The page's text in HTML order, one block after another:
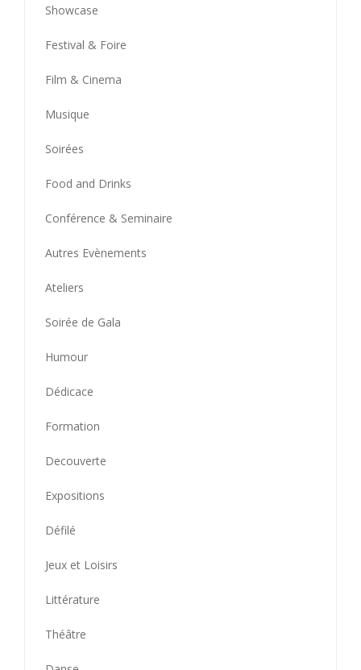
Showcase
Festival & Foire
Film & Cinema
Musique
Soirées
Food and Drinks
Conférence & Seminaire
Autres Evènements
Ateliers
Soirée de Gala
Humour
Dédicace
Formation
Decouverte
Expositions
Défilé
Jeux et Loisirs
Littérature
Théâtre